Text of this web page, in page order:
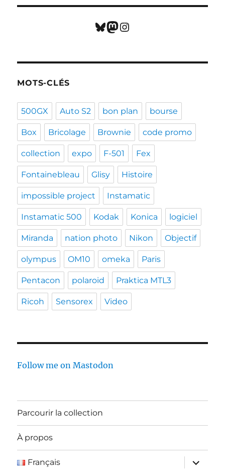
Bluesky
Mastodon
Instagram
MOTS-CLÉS
500GX Auto S2 bon plan bourse
Box Bricolage Brownie code promo
collection expo F-501 Fex
Fontainebleau Glisy Histoire
impossible project Instamatic
Instamatic 500 Kodak Konica logiciel
Miranda nation photo Nikon Objectif
olympus OM10 omeka Paris
Pentacon polaroid Praktica MTL3
Ricoh Sensorex Video
Follow me on Mastodon
Parcourir la collection
À propos
Français
ouvrir
le